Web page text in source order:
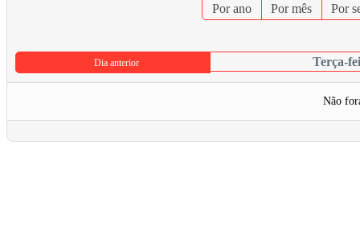
Por ano Por mês Por
Dia anterior Terça-
Não